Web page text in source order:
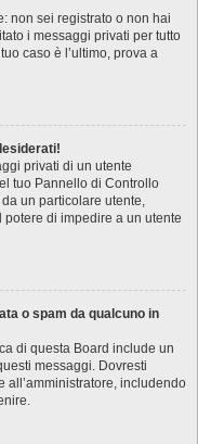
non sei registrato o non hai
i messaggi privati per tutto
caso è l’ultimo, prova a
privati ​​di un utente
tuo Pannello di Controllo
un particolare utente,
di impedire a un utente
o spam da qualcuno in
di questa Board include un
messaggi. Dovresti
all’amministratore, includendo